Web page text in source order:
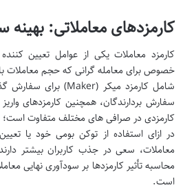
کارمزدهای معاملاتی: بهینه
کارمزد معاملات یکی از عوامل تعیین
خصوص برای معامله گرانی که حجم معاملات
سفارش بردارندگان، همچنین کارمزدهای
کارمزدی در صرافی های مختلف متفاوت است؛
معاملات، سعی در جذب کاربران بیشتر
محاسبه تأثیر کارمزدها بر سودآوری نهایی
است.